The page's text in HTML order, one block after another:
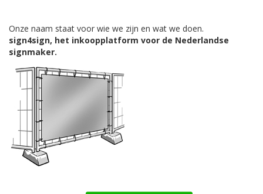
Onze naam staat voor wie we zijn en wat we doen.
sign4sign, het inkoopplatform voor de Nederlandse
signmaker.